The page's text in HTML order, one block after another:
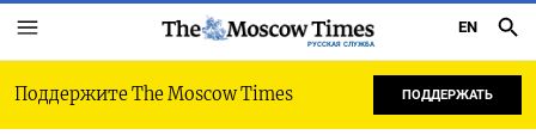
РУССКАЯ СЛУЖБА
EN
Поддержите The Moscow Times ПОДДЕРЖАТЬ